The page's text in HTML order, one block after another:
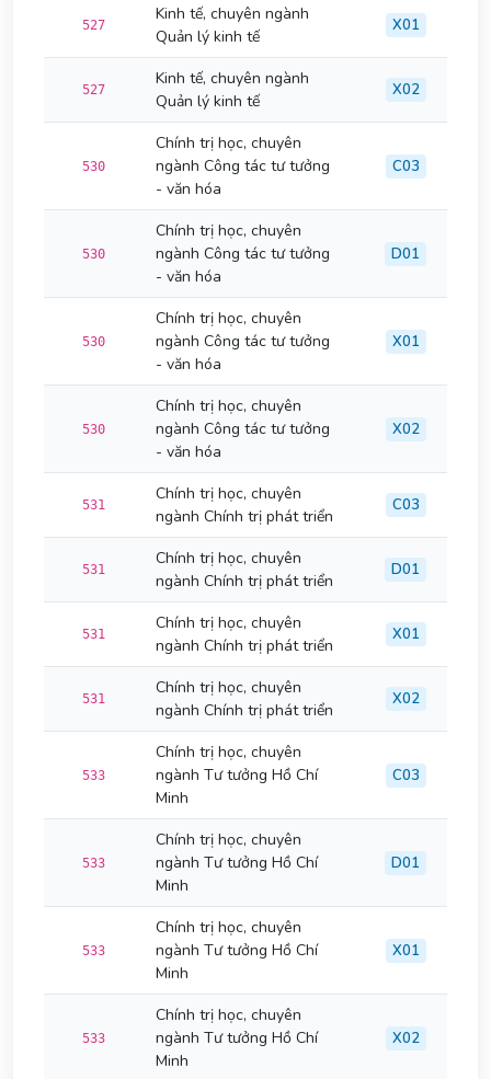
527
Kinh tế, chuyên ngành
Quản lý kinh tế
X01
527
Kinh tế, chuyên ngành
Quản lý kinh tế
X02
530
Chính trị học, chuyên
ngành Công tác tư tưởng
- văn hóa
C03
530
Chính trị học, chuyên
ngành Công tác tư tưởng
- văn hóa
D01
530
Chính trị học, chuyên
ngành Công tác tư tưởng
- văn hóa
X01
530
Chính trị học, chuyên
ngành Công tác tư tưởng
- văn hóa
X02
531
Chính trị học, chuyên
ngành Chính trị phát triển
C03
531
Chính trị học, chuyên
ngành Chính trị phát triển
D01
531
Chính trị học, chuyên
ngành Chính trị phát triển
X01
531
Chính trị học, chuyên
ngành Chính trị phát triển
X02
533
Chính trị học, chuyên
ngành Tư tưởng Hồ Chí
Minh
C03
533
Chính trị học, chuyên
ngành Tư tưởng Hồ Chí
Minh
D01
533
Chính trị học, chuyên
ngành Tư tưởng Hồ Chí
Minh
X01
533
Chính trị học, chuyên
ngành Tư tưởng Hồ Chí
Minh
X02